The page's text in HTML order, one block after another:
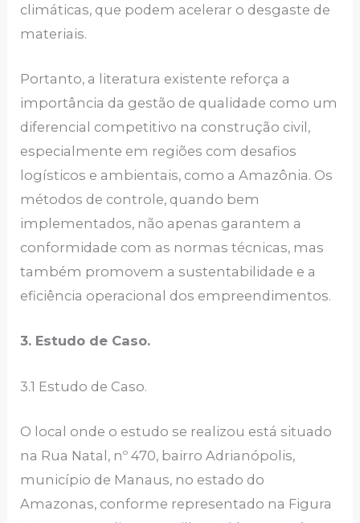
climáticas, que podem acelerar o desgaste de
materiais.
Portanto, a literatura existente reforça a
importância da gestão de qualidade como um
diferencial competitivo na construção civil,
especialmente em regiões com desafios
logísticos e ambientais, como a Amazônia. Os
métodos de controle, quando bem
implementados, não apenas garantem a
conformidade com as normas técnicas, mas
também promovem a sustentabilidade e a
eficiência operacional dos empreendimentos.
3. Estudo de Caso.
3.1 Estudo de Caso.
O local onde o estudo se realizou está situado
na Rua Natal, nº 470, bairro Adrianópolis,
município de Manaus, no estado do
Amazonas, conforme representado na Figura